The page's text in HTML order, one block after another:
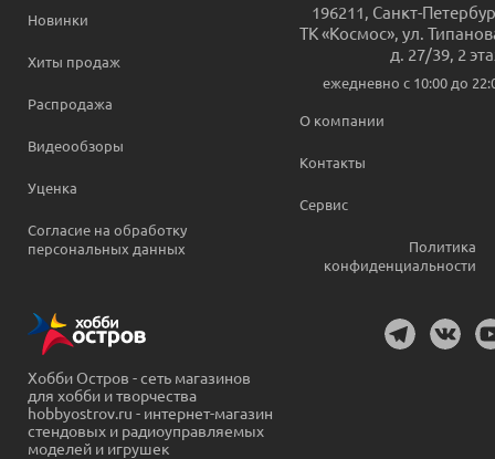
Новинки
Хиты продаж
Распродажа
Видеообзоры
Уценка
Согласие на обработку
персональных данных
196211, Санкт-
ТК «Космос», ул.
д. 27/39, 2
ежедневно c 10:00 до
О компании
Контакты
Сервис
Политика
конфиденциальности
Хобби Остров - сеть магазинов
для хобби и творчества
hobbyostrov.ru - интернет-магазин
стендовых и радиоуправляемых
моделей и игрушек